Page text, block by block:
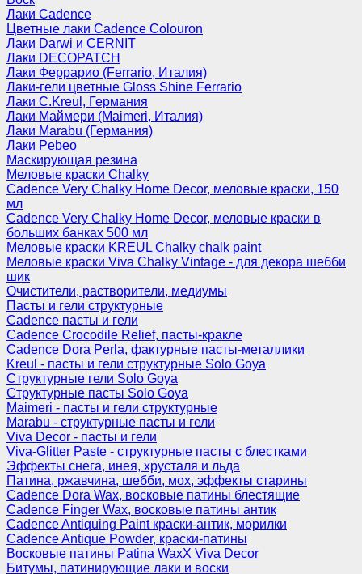
Лаки Cadence
Цветные лаки Cadence Colouron
Лаки Darwi и CERNIT
Лаки DECOPATCH
Лаки Феррарио (Ferrario, Италия)
Лаки-гели цветные Gloss Shine Ferrario
Лаки C.Kreul, Германия
Лаки Маймери (Maimeri, Италия)
Лаки Marabu (Германия)
Лаки Pebeo
Маскирующая резина
Меловые краски Chalky
Cadence Very Chalky Home Decor, меловые краски, 150
мл
Cadence Very Chalky Home Decor, меловые краски в
больших банках 500 мл
Меловые краски KREUL Chalky chalk paint
Меловые краски Viva Chalky Vintage - для декора шебби
шик
Очистители, растворители, медиумы
Пасты и гели структурные
Cadence пасты и гели
Cadence Crocodile Relief, пасты-кракле
Cadence Dora Perla, фактурные пасты-металлики
Kreul - пасты и гели структурные Solo Goya
Структурные гели Solo Goya
Структурные пасты Solo Goya
Maimeri - пасты и гели структурные
Marabu - структурные пасты и гели
Viva Decor - пасты и гели
Viva-Glitter Paste - структурные пасты с блестками
Эффекты снега, инея, хрусталя и льда
Патина, ржавчина, шебби, мох, эффекты старины
Cadence Dora Wax, восковые патины блестящие
Cadence Finger Wax, восковые патины антик
Сadence Antiquing Paint краски-антик, морилки
Cadence Antique Powder, краски-патины
Восковые патины Patina WaxX Viva Decor
Битумы, патинирующие лаки и воски